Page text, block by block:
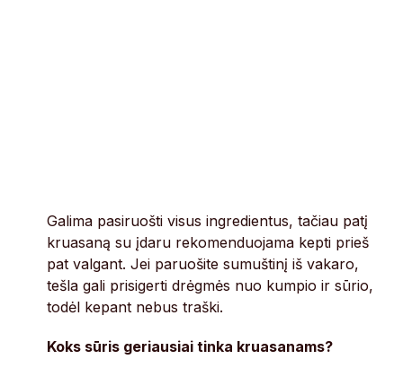
Galima pasiruošti visus ingredientus, tačiau patį
kruasaną su įdaru rekomenduojama kepti prieš
pat valgant. Jei paruošite sumuštinį iš vakaro,
tešla gali prisigerti drėgmės nuo kumpio ir sūrio,
todėl kepant nebus traški.
Koks sūris geriausiai tinka kruasanams?